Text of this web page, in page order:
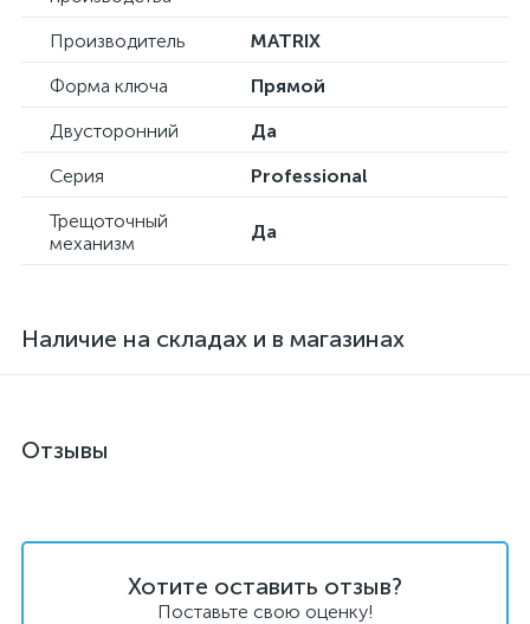
Производитель
MATRIX
Форма ключа
Прямой
Двусторонний
Да
Серия
Professional
Трещоточный
механизм
Да
Наличие на складах и в магазинах
Отзывы
Хотите оставить отзыв?
Поставьте свою оценку!